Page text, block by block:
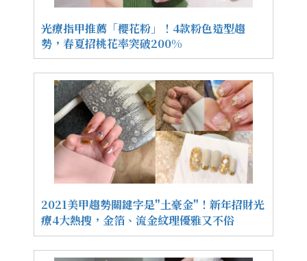
光療指甲推薦「櫻花粉」！4款粉色造型趨
勢，春夏招桃花率突破200%
2021美甲趨勢關鍵字是"土豪金"！新年招財光
療4大熱搜，金箔、流金紋理優雅又不俗